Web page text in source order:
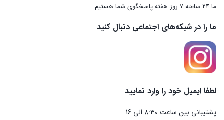
ما 24 ساعته 7 روز هفته پاسخگوی شما هستیم.
ما را در شبکه‌های اجتماعی دنبال کنید
لطفا ایمیل خود را وارد نمایید
پشتیبانی بین ساعت 8:30 الی 16